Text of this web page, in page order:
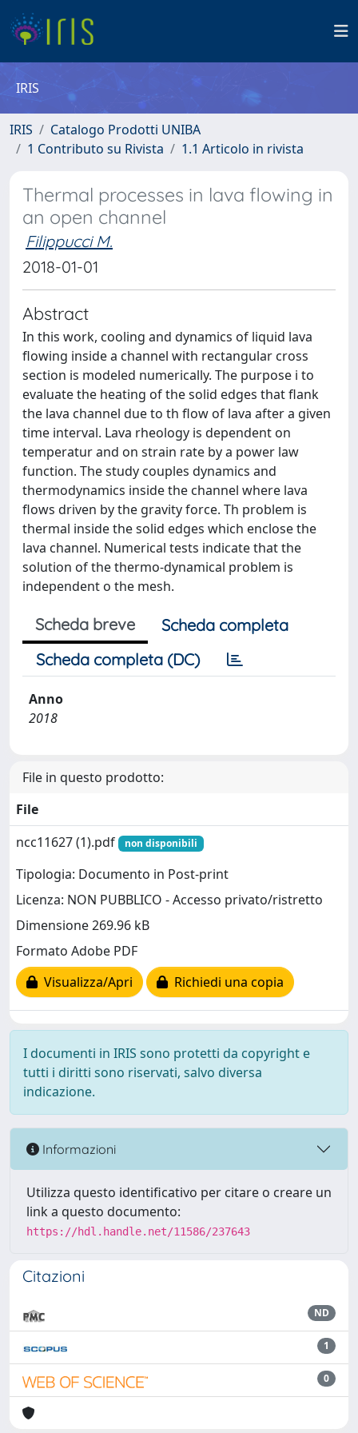
IRIS
IRIS
Catalogo Prodotti UNIBA
1 Contributo su Rivista
1.1 Articolo in rivista
Thermal processes in lava flowing in
an open channel
Filippucci M.
2018-01-01
Abstract
In this work, cooling and dynamics of liquid lava
flowing inside a channel with rectangular cross
section is modeled numerically. The purpose i to
evaluate the heating of the solid edges that flank
the lava channel due to th flow of lava after a given
time interval. Lava rheology is dependent on
temperatur and on strain rate by a power law
function. The study couples dynamics and
thermodynamics inside the channel where lava
flows driven by the gravity force. Th problem is
thermal inside the solid edges which enclose the
lava channel. Numerical tests indicate that the
solution of the thermo-dynamical problem is
independent o the mesh.
Scheda breve
Scheda completa
Scheda completa (DC)
Anno
2018
File in questo prodotto:
File
ncc11627 (1).pdf
non disponibili
Tipologia: Documento in Post-print
Licenza: NON PUBBLICO - Accesso privato/ristretto
Dimensione 269.96 kB
Formato Adobe PDF
Visualizza/Apri
Richiedi una copia
I documenti in IRIS sono protetti da copyright e
tutti i diritti sono riservati, salvo diversa
indicazione.
Informazioni
Utilizza questo identificativo per citare o creare un
link a questo documento:
https://hdl.handle.net/11586/237643
Citazioni
ND
1
0